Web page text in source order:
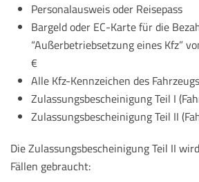
Personalausweis oder Reisepass
Bargeld oder EC-Karte für die
“Außerbetriebsetzung eines Kfz”
€
Alle Kfz-Kennzeichen des Fahrzeugs
Zulassungsbescheinigung Teil I
Zulassungsbescheinigung Teil II
Die Zulassungsbescheinigung Teil II
Fällen gebraucht: